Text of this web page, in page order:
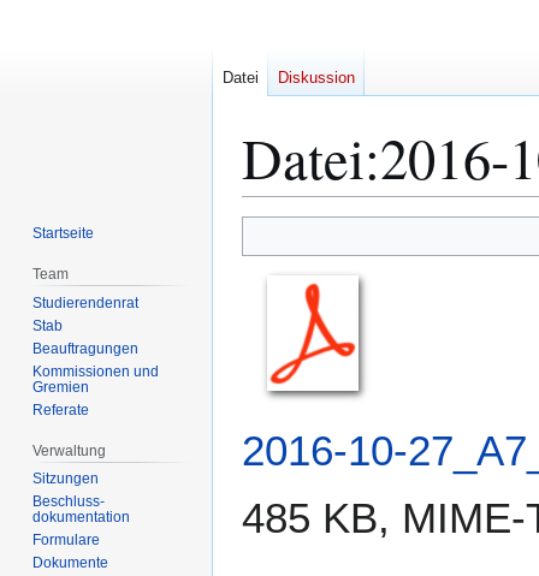
Datei:2016-
Navigation
springen
Suche
springen
2016-10-
485 KB,
Datei Diskussion
Startseite
Team
Studierendenrat
Stab
Beauftragungen
Kommissionen und
Gremien
Referate
Verwaltung
Sitzungen
Beschluss-
dokumentation
Formulare
Dokumente